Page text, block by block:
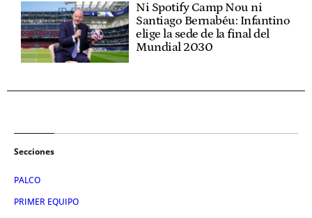
Ni Spotify Camp Nou ni
Santiago Bernabéu: Infantino
elige la sede de la final del
Mundial 2030
Secciones
PALCO
PRIMER EQUIPO